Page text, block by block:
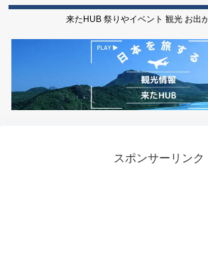
来たHUB 祭りやイベント 観光 お出
スポンサーリンク